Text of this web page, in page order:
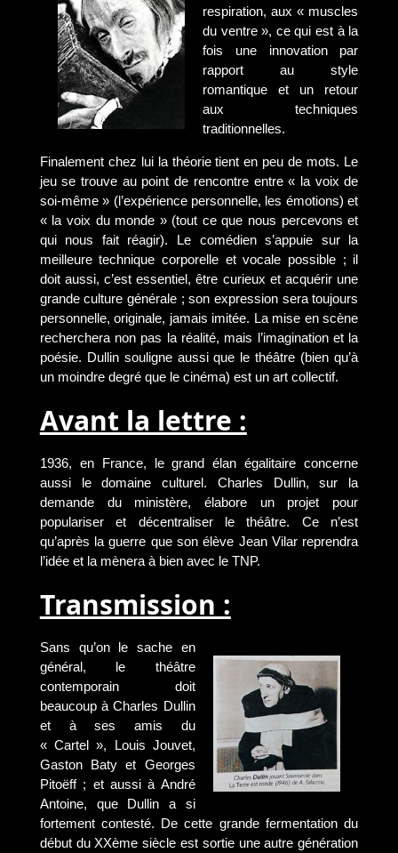
respiration, aux « muscles
du ventre », ce qui est à la
fois une innovation par
rapport au style
romantique et un retour
aux techniques
traditionnelles.
Finalement chez lui la théorie tient en peu de mots. Le
jeu se trouve au point de rencontre entre « la voix de
soi-même » (l’expérience personnelle, les émotions) et
« la voix du monde » (tout ce que nous percevons et
qui nous fait réagir). Le comédien s’appuie sur la
meilleure technique corporelle et vocale possible ; il
doit aussi, c’est essentiel, être curieux et acquérir une
grande culture générale ; son expression sera toujours
personnelle, originale, jamais imitée. La mise en scène
recherchera non pas la réalité, mais l’imagination et la
poésie. Dullin souligne aussi que le théâtre (bien qu’à
un moindre degré que le cinéma) est un art collectif.
Avant la lettre :
1936, en France, le grand élan égalitaire concerne
aussi le domaine culturel. Charles Dullin, sur la
demande du ministère, élabore un projet pour
populariser et décentraliser le théâtre. Ce n’est
qu’après la guerre que son élève Jean Vilar reprendra
l’idée et la mènera à bien avec le TNP.
Transmission :
Sans qu’on le sache en
général, le théâtre
contemporain doit
beaucoup à Charles Dullin
et à ses amis du
« Cartel », Louis Jouvet,
Gaston Baty et Georges
Pitoëff ; et aussi à André
Antoine, que Dullin a si
fortement contesté. De cette grande fermentation du
début du XXème siècle est sortie une autre génération